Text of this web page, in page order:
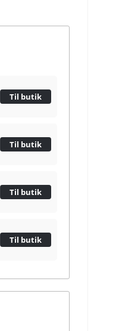
Til butik
Til butik
Til butik
Til butik